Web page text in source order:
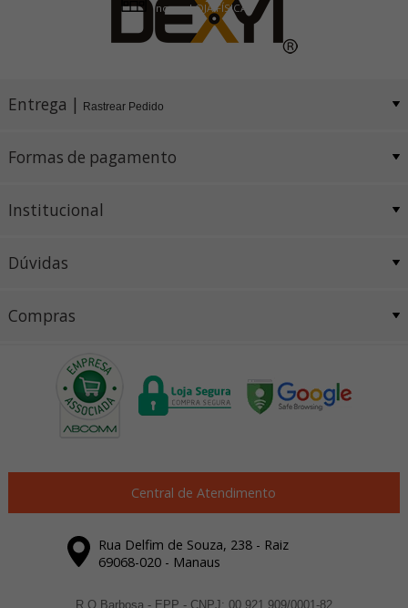
nossa LOJA FÍSICA
Entrega | Rastrear Pedido
Formas de pagamento
Institucional
Dúvidas
Compras
Central de Atendimento
Rua Delfim de Souza, 238 - Raiz
69068-020 - Manaus
R Q Barbosa - EPP - CNPJ: 00.921.909/0001-82